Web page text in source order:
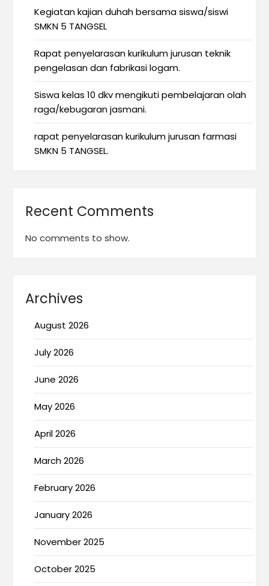
Kegiatan kajian duhah bersama siswa/siswi
SMKN 5 TANGSEL
Rapat penyelarasan kurikulum jurusan teknik
pengelasan dan fabrikasi logam.
Siswa kelas 10 dkv mengikuti pembelajaran olah
raga/kebugaran jasmani.
rapat penyelarasan kurikulum jurusan farmasi
SMKN 5 TANGSEL.
Recent Comments
No comments to show.
Archives
August 2026
July 2026
June 2026
May 2026
April 2026
March 2026
February 2026
January 2026
November 2025
October 2025